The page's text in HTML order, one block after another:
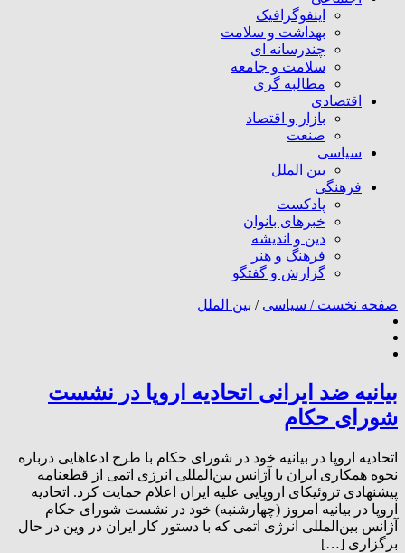
اینفوگرافیک
بهداشت و سلامت
چندرسانه ای
سلامت و جامعه
مطالبه گری
اقتصادی
بازار و اقتصاد
صنعت
سیاسی
بین الملل
فرهنگی
پادکست
خبرهای بانوان
دین و اندیشه
فرهنگ و هنر
گزارش و گفتگو
صفحه نخست / سیاسی / بین الملل
بیانیه ضد ایرانی اتحادیه اروپا در نشست
شورای حکام
اتحادیه اروپا در بیانیه خود در شورای حکام با طرح ادعاهایی درباره
نحوه همکاری ایران با آژانس بین‌المللی انرژی اتمی از قطعنامه
پیشنهادی تروئیکای اروپایی علیه ایران اعلام حمایت کرد. اتحادیه
اروپا در بیانیه امروز (چهارشنبه) خود در نشست شورای حکام
آژانس بین‌المللی انرژی اتمی که با دستور کار ایران در وین در حال
برگزاری […]